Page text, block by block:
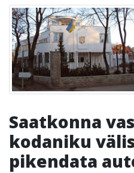
Saatkonna
kodaniku
pikendata